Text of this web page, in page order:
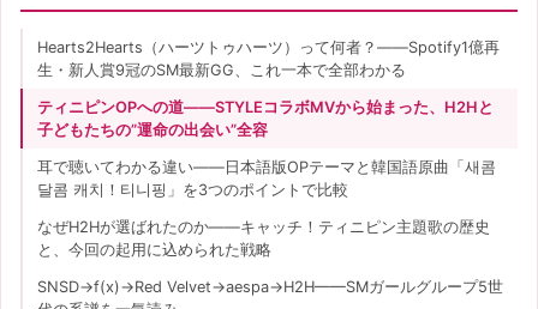
Hearts2Hearts（ハーツトゥハーツ）って何者？——Spotify1億再
生・新人賞9冠のSM最新GG、これ一本で全部わかる
ティニピンOPへの道——STYLEコラボMVから始まった、H2Hと
子どもたちの”運命の出会い”全容
耳で聴いてわかる違い——日本語版OPテーマと韓国語原曲「새콤
달콤 캐치！티니핑」を3つのポイントで比較
なぜH2Hが選ばれたのか——キャッチ！ティニピン主題歌の歴史
と、今回の起用に込められた戦略
SNSD→f(x)→Red Velvet→aespa→H2H——SMガールグループ5世